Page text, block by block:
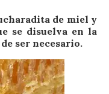
de miel y
se disuelva en la
ser necesario.